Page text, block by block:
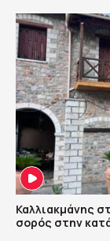
Καλλιακμάνης
σορός στην